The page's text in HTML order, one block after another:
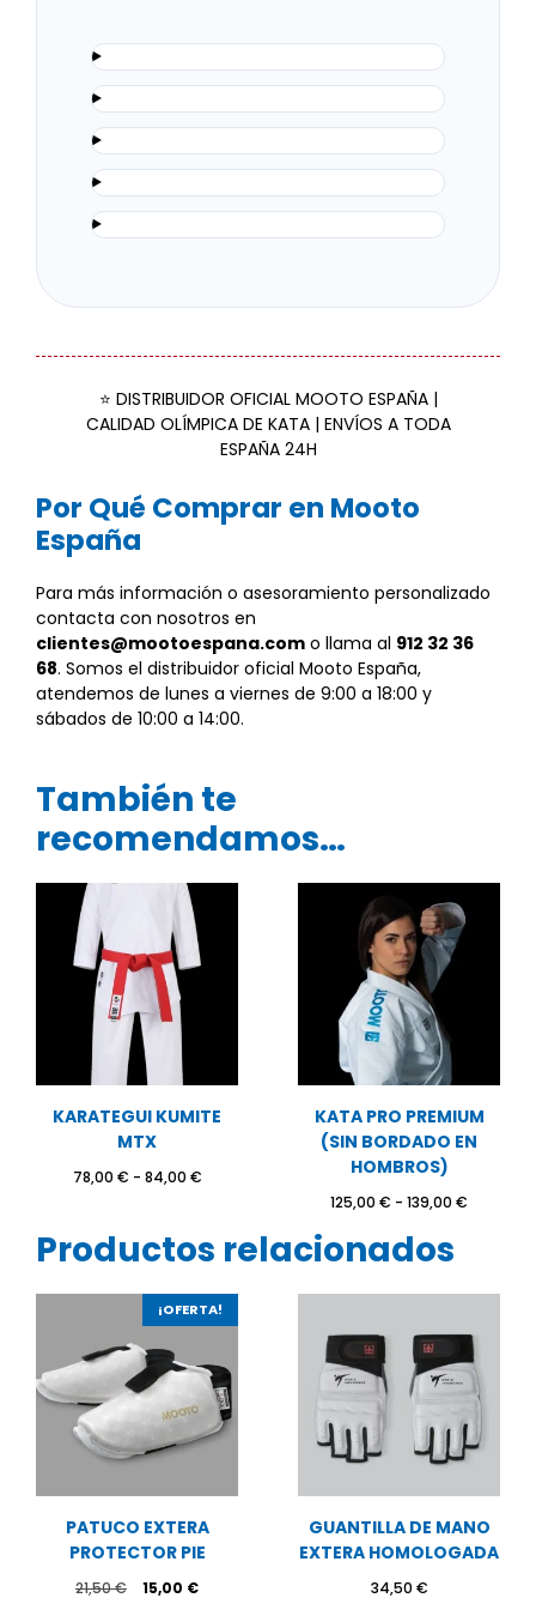
⭐ DISTRIBUIDOR OFICIAL MOOTO ESPAÑA |
CALIDAD OLÍMPICA DE KATA | ENVÍOS A TODA
ESPAÑA 24H
Por Qué Comprar en Mooto
España
Para más información o asesoramiento personalizado
contacta con nosotros en
clientes@mootoespana.com o llama al 912 32 36
68. Somos el distribuidor oficial Mooto España,
atendemos de lunes a viernes de 9:00 a 18:00 y
sábados de 10:00 a 14:00.
También te
recomendamos…
KARATEGUI KUMITE
MTX
78,00 € - 84,00 €Rango
desde
78,00 €
84,00 €
KATA PRO PREMIUM
(SIN BORDADO EN
HOMBROS)
125,00 € - 139,00 €
139,00 €
Productos relacionados
¡OFERTA!
PATUCO EXTERA
PROTECTOR PIE
21,50€
El
15,00 €El
GUANTILLA DE MANO
EXTERA HOMOLOGADA
34,50 €